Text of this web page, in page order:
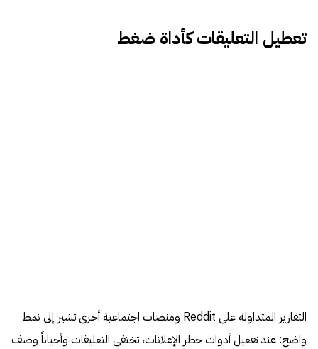
تعطيل التعليقات كأداة ضغط
التقارير المتداولة على Reddit ومنصات اجتماعية أخرى تشير إلى نمط
واضح: عند تفعيل أدوات حظر الإعلانات، تختفي التعليقات وأحياناً وصف